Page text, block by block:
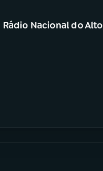
Rádio Nacional do Alto